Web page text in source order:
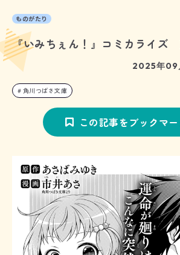
ものがたり
『いみちぇん！』コミカライズ
2025年09
角川つばさ文庫
この記事をブックマ